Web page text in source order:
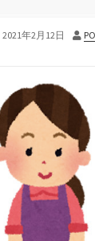
最
日
2021年2月12日
投